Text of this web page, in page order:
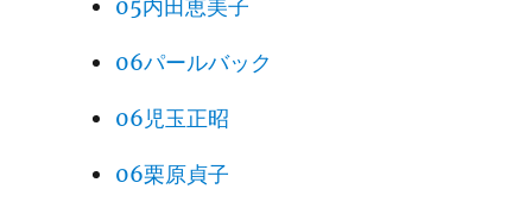
05内田恵美子
06パールバック
06児玉正昭
06栗原貞子